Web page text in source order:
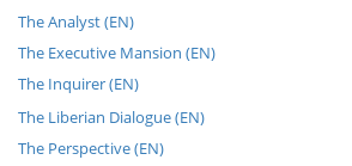
The Analyst (EN)
The Executive Mansion (EN)
The Inquirer (EN)
The Liberian Dialogue (EN)
The Perspective (EN)